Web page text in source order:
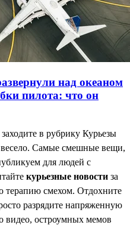
над океаном
пилота: что он
в рубрику Курьезы
Самые смешные вещи,
для людей с
курьезные новости за
терапию смехом. Отдохните
разрядите напряженную
видео, остроумных мемов